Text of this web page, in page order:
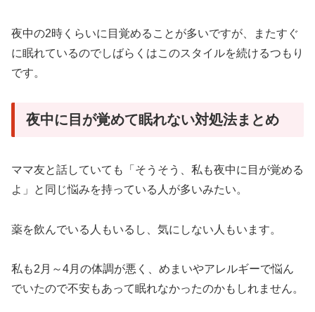
夜中の2時くらいに目覚めることが多いですが、またすぐ
に眠れているのでしばらくはこのスタイルを続けるつもり
です。
夜中に目が覚めて眠れない対処法まとめ
ママ友と話していても「そうそう、私も夜中に目が覚める
よ」と同じ悩みを持っている人が多いみたい。
薬を飲んでいる人もいるし、気にしない人もいます。
私も2月～4月の体調が悪く、めまいやアレルギーで悩ん
でいたので不安もあって眠れなかったのかもしれません。